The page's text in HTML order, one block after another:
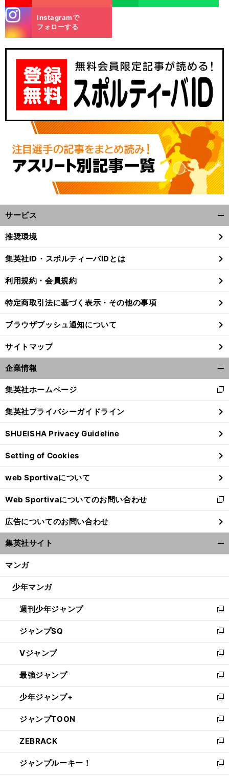
。
前
へ
m
Instagramで
フォローする
サービス
閉
る
推奨環境
集英社ID・スポルティーバIDとは
利用規約・会員規約
特定商取引法に基づく表示・その他の事項
ブラウザプッシュ通知について
サイトマップ
企業情報
閉
る
集英社ホームページ
新
し
い
ウ
ィ
ン
ド
ウ
で
開
く
集英社プライバシーガイドライン
SHUEISHA Privacy Guideline
Setting of Cookies
web Sportivaについて
Web Sportivaについてのお問い合わせ
新
し
い
ウ
ィ
ン
ウ
開
く
広告についてのお問い合わせ
集英社サイト
マンガ
少年マンガ
週刊少年ジャンプ
新
し
い
ウ
ィ
ン
ド
ウ
で
開
く
ジャンプSQ
新
し
い
ウ
ィ
ン
ド
ウ
で
開
く
Vジャンプ
新
し
い
ウ
ィ
ン
ド
ウ
で
開
く
最強ジャンプ
新
し
い
ウ
ィ
ン
ド
ウ
で
開
少年ジャンプ+
新
し
い
ウ
ィ
ン
ド
ジャンプTOON
新
し
い
ウ
ィ
ZEBRACK
新
し
い
ジャンプルーキー！
新